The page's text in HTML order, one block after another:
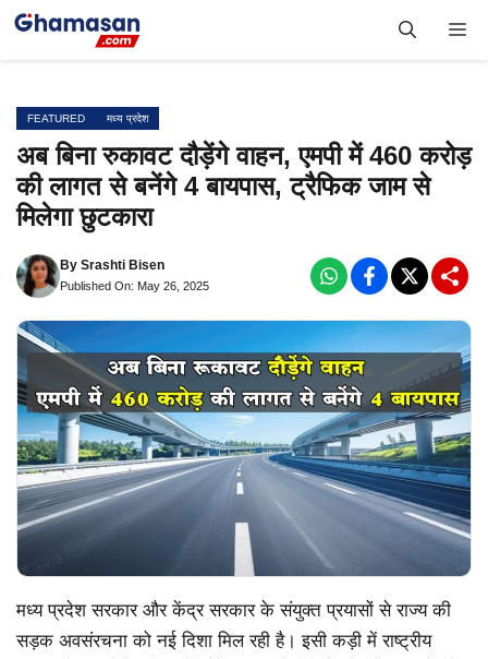
Skip
FEATURED मध्य प्रदेश
अब बिना रुकावट दौड़ेंगे वाहन, एमपी में 460 करोड़
की लागत से बनेंगे 4 बायपास, ट्रैफिक जाम से
मिलेगा छुटकारा
By Srashti Bisen
Published On: May 26, 2025
मध्य प्रदेश सरकार और केंद्र सरकार के संयुक्त प्रयासों से राज्य की
सड़क अवसंरचना को नई दिशा मिल रही है। इसी कड़ी में राष्ट्रीय